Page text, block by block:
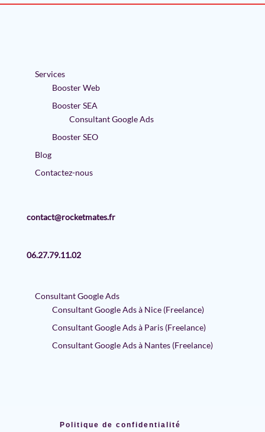
Services
Booster Web
Booster SEA
Consultant Google Ads
Booster SEO
Blog
Contactez-nous
contact@rocketmates.fr
06.27.79.11.02
Consultant Google Ads
Consultant Google Ads à Nice (Freelance)
Consultant Google Ads à Paris (Freelance)
Consultant Google Ads à Nantes (Freelance)
Politique de confidentialité